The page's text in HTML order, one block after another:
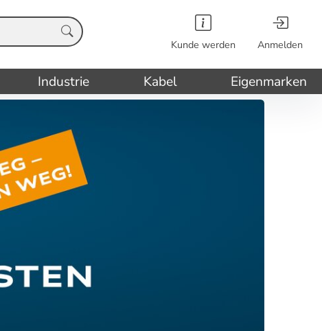
Kunde werden Anmelden
Industrie Kabel Eigenmarken